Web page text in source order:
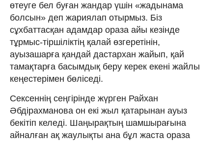
өтеуге бел буған жандар үшін «жадынама
болсын» деп жариялап отырмыз. Біз
сұхбаттасқан адамдар ораза айы кезінде
тұрмыс-тіршіліктің қалай өзгеретінін,
ауызашарға қандай дастархан жайып, қай
тамақтарға басымдық беру керек екені жайлы
кеңестерімен бөліседі.
Сексеннің сеңгірінде жүрген Райхан
Әбдірахманова он екі жыл қатарынан ауыз
бекітіп келеді. Шаңырақтың шамшырағына
айналған ақ жаулықты ана бұл жаста ораза